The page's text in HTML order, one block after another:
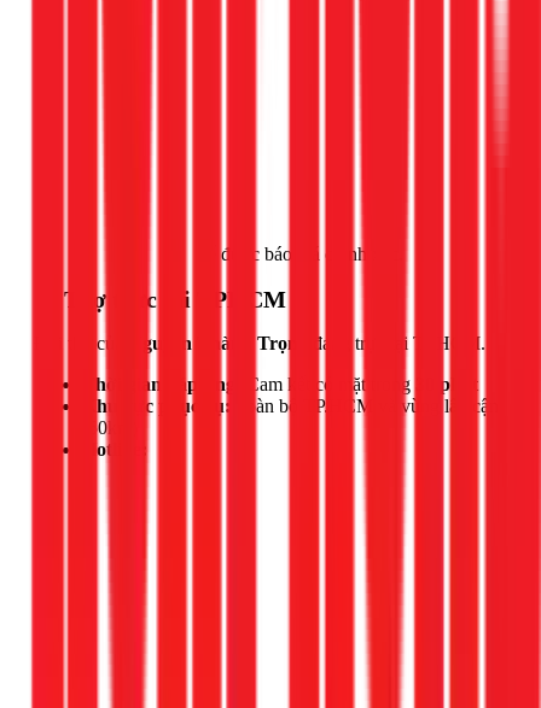
để được báo giá chính xác.
📍 Thợ trực tại TPHCM
Đội thợ của Nguyễn Thành Trọng
đang trực tại TPHCM.
Thời gian đáp ứng:
Cam kết có mặt trong
30 phút
Khu vực phục vụ:
Toàn bộ TP.HCM và vùng lân cận
(50km)
Hotline: